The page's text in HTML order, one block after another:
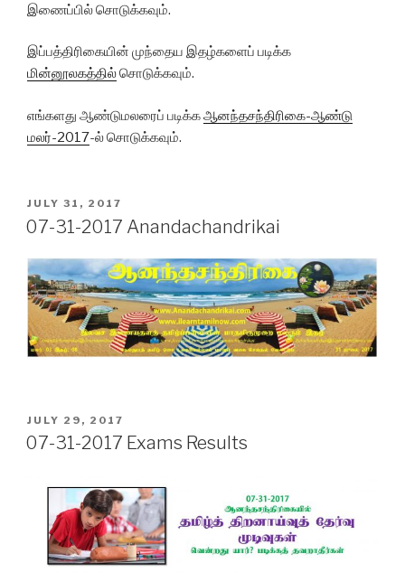
இணைப்பில் சொடுக்கவும்.
இப்பத்திரிகையின் முந்தைய இதழ்களைப் படிக்க
மின்னூலகத்தில்சொடுக்கவும்.
எங்களது ஆண்டுமலரைப் படிக்கஆனந்தசந்திரிகை-ஆண்டு
மலர்-2017-ல் சொடுக்கவும்.
POSTED
ON
JULY 31, 2017
07-31-2017 Anandachandrikai
POSTED
ON
JULY 29, 2017
07-31-2017 Exams Results